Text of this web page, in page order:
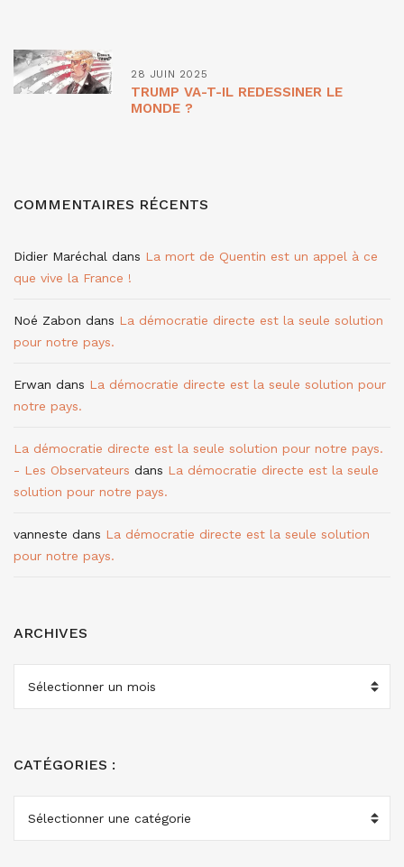
28 JUIN 2025
TRUMP VA-T-IL REDESSINER LE
MONDE ?
COMMENTAIRES RÉCENTS
Didier Maréchal dans La mort de Quentin est un appel à ce
que vive la France !
Noé Zabon dans La démocratie directe est la seule solution
pour notre pays.
Erwan dans La démocratie directe est la seule solution pour
notre pays.
La démocratie directe est la seule solution pour notre pays.
- Les Observateurs dans La démocratie directe est la seule
solution pour notre pays.
vanneste dans La démocratie directe est la seule solution
pour notre pays.
ARCHIVES
ARCHIVES
CATÉGORIES :
CATÉGORIES